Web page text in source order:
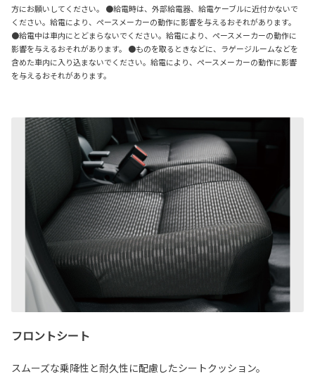
方にお願いしてください。 ●給電時は、外部給電器、給電ケーブルに近付かないで
ください。給電により、ペースメーカーの動作に影響を与えるおそれがあります。
●給電中は車内にとどまらないでください。給電により、ペースメーカーの動作に
影響を与えるおそれがあります。 ●ものを取るときなどに、ラゲージルームなどを
含めた車内に入り込まないでください。給電により、ペースメーカーの動作に影響
を与えるおそれがあります。
フロントシート
スムーズな乗降性と耐久性に配慮したシートクッション。